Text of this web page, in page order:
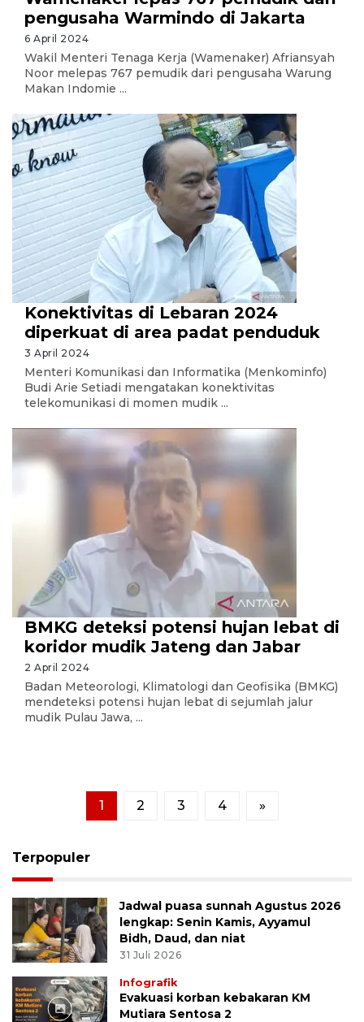
pengusaha Warmindo di Jakarta
6 April 2024
Wakil Menteri Tenaga Kerja (Wamenaker) Afriansyah
Noor melepas 767 pemudik dari pengusaha Warung
Makan Indomie ...
Konektivitas di Lebaran 2024
diperkuat di area padat penduduk
3 April 2024
Menteri Komunikasi dan Informatika (Menkominfo)
Budi Arie Setiadi mengatakan konektivitas
telekomunikasi di momen mudik ...
BMKG deteksi potensi hujan lebat di
koridor mudik Jateng dan Jabar
2 April 2024
Badan Meteorologi, Klimatologi dan Geofisika (BMKG)
mendeteksi potensi hujan lebat di sejumlah jalur
mudik Pulau Jawa, ...
1 2 3 4 »
Terpopuler
Jadwal puasa sunnah Agustus 2026
lengkap: Senin Kamis, Ayyamul
Bidh, Daud, dan niat
31 Juli 2026
Infografik
Evakuasi korban kebakaran KM
Mutiara Sentosa 2